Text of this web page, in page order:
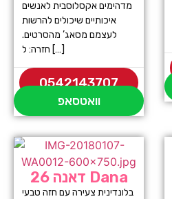
מדהימים אקסלוסבית לאנשים
איכותיים שיכולים להרשות
לעצמם מסאג’ מהסרטים.
חזרה: ל […]
0542143707
וואטסאפ
דאנה 26 Dana
בלונדינית צעירה עם חזה טבעי